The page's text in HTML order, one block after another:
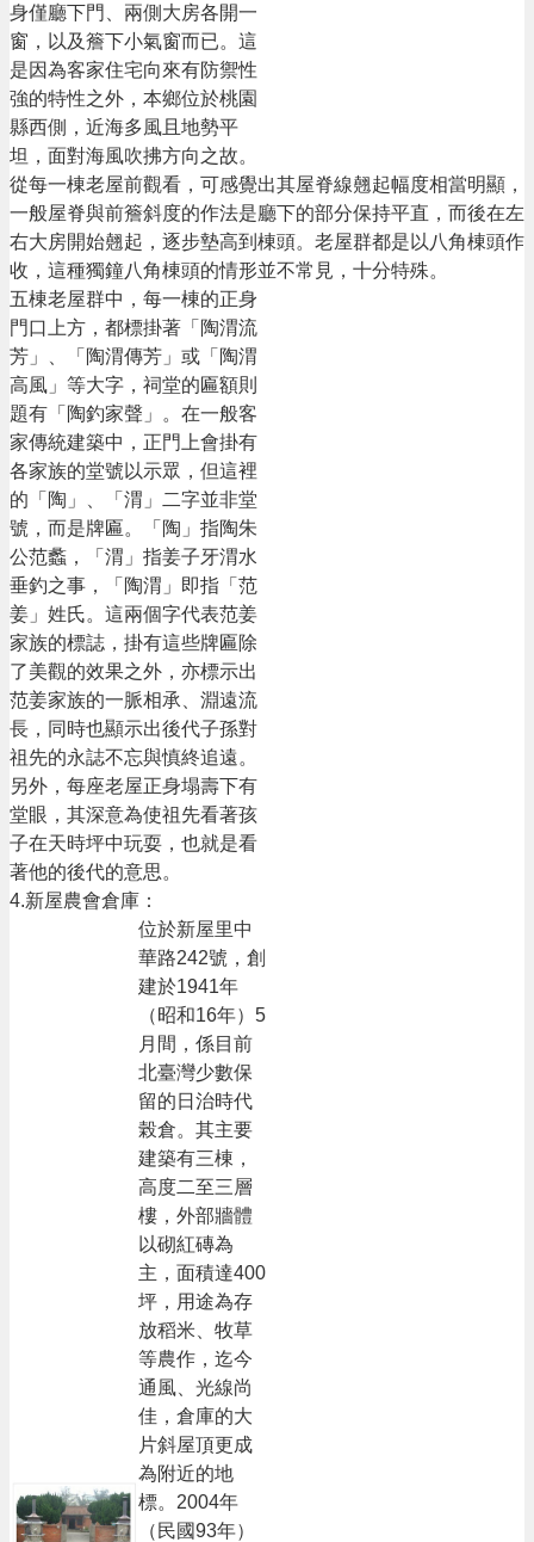
身僅廳下門、兩側大房各開一
窗，以及簷下小氣窗而已。這
是因為客家住宅向來有防禦性
強的特性之外，本鄉位於桃園
縣西側，近海多風且地勢平
坦，面對海風吹拂方向之故。
從每一棟老屋前觀看，可感覺出其屋脊線翹起幅度相當明顯，
一般屋脊與前簷斜度的作法是廳下的部分保持平直，而後在左
右大房開始翹起，逐步墊高到棟頭。老屋群都是以八角棟頭作
收，這種獨鐘八角棟頭的情形並不常見，十分特殊。
五棟老屋群中，每一棟的正身
門口上方，都標掛著「陶渭流
芳」、「陶渭傳芳」或「陶渭
高風」等大字，祠堂的匾額則
題有「陶釣家聲」。在一般客
家傳統建築中，正門上會掛有
各家族的堂號以示眾，但這裡
的「陶」、「渭」二字並非堂
號，而是牌匾。「陶」指陶朱
公范蠡，「渭」指姜子牙渭水
垂釣之事，「陶渭」即指「范
姜」姓氏。這兩個字代表范姜
家族的標誌，掛有這些牌匾除
了美觀的效果之外，亦標示出
范姜家族的一脈相承、淵遠流
長，同時也顯示出後代子孫對
祖先的永誌不忘與慎終追遠。
另外，每座老屋正身塌壽下有
堂眼，其深意為使祖先看著孩
子在天時坪中玩耍，也就是看
著他的後代的意思。
4.新屋農會倉庫：
位於新屋里中
華路242號，創
建於1941年
（昭和16年）5
月間，係目前
北臺灣少數保
留的日治時代
榖倉。其主要
建築有三棟，
高度二至三層
樓，外部牆體
以砌紅磚為
主，面積達400
坪，用途為存
放稻米、牧草
等農作，迄今
通風、光線尚
佳，倉庫的大
片斜屋頂更成
為附近的地
標。2004年
（民國93年）